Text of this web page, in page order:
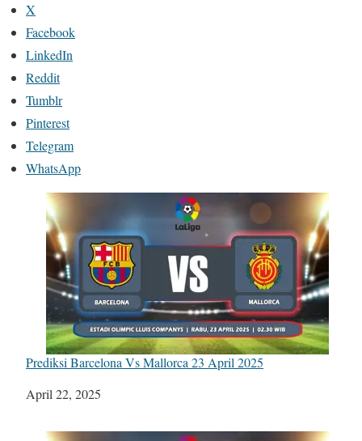
X
Facebook
LinkedIn
Reddit
Tumblr
Pinterest
Telegram
WhatsApp
Prediksi Barcelona Vs Mallorca 23 April 2025
Tanggal
April 22, 2025